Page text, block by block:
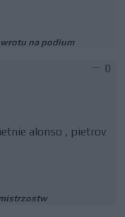
na podium
0
alonso , pietrov